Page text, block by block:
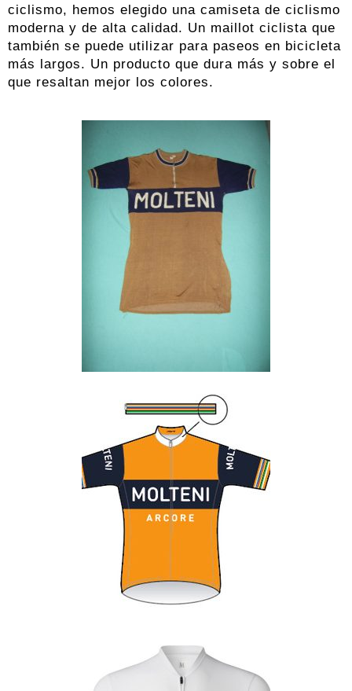
ciclismo, hemos elegido una camiseta de ciclismo
moderna y de alta calidad. Un maillot ciclista que
también se puede utilizar para paseos en bicicleta
más largos. Un producto que dura más y sobre el
que resaltan mejor los colores.